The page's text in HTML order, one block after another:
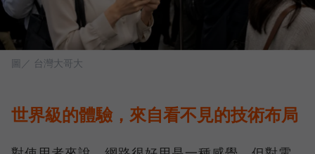
圖／ 台灣大哥大
世界級的體驗，來自看不見的技術布局